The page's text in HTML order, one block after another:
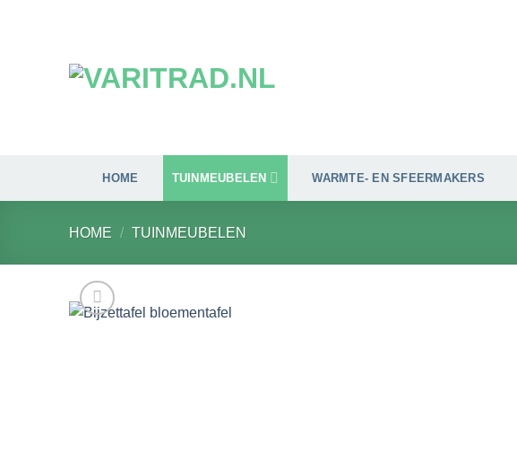
HOME TUINMEUBELEN WARMTE- EN SFEERMAKERS
HOME / TUINMEUBELEN